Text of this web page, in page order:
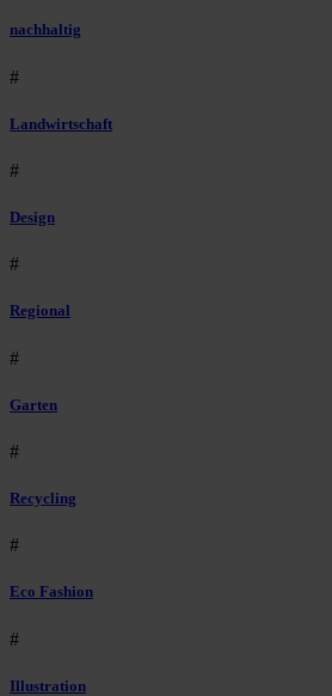
nachhaltig
#
Landwirtschaft
#
Design
#
Regional
#
Garten
#
Recycling
#
Eco Fashion
#
Illustration